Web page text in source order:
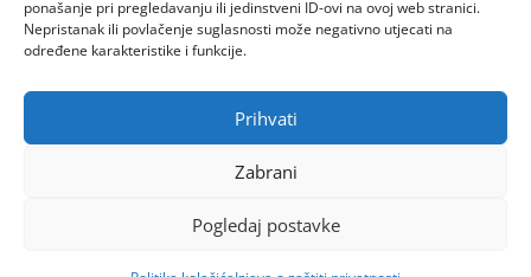
ponašanje pri pregledavanju ili jedinstveni ID-ovi na ovoj web stranici.
Nepristanak ili povlačenje suglasnosti može negativno utjecati na
određene karakteristike i funkcije.
Prihvati
Zabrani
Pogledaj postavke
KONTAKT
E-mail: vrtic.baltazar@gmail.com